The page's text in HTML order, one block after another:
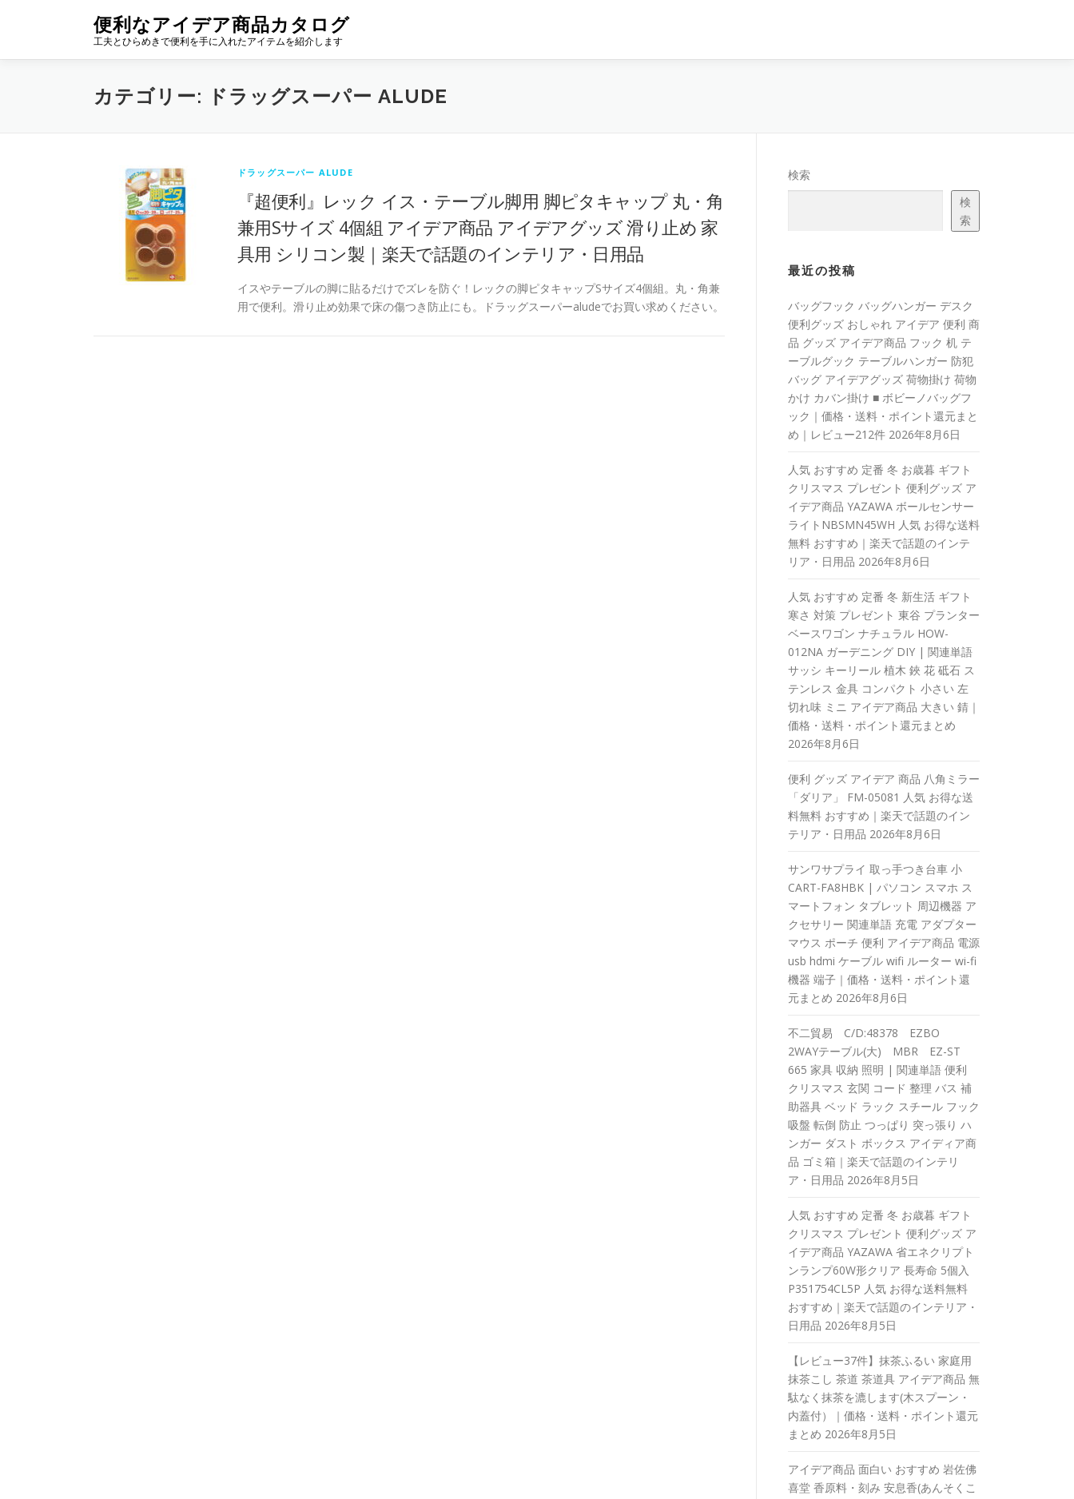
ン
便利なアイデア商品カタログ
工夫とひらめきで便利を手に入れたアイテムを紹介します
カテゴリー: ドラッグスーパー ALUDE
ドラッグスーパー ALUDE
『超便利』レック イス・テーブル脚用 脚ピタキャップ 丸・角
兼用Sサイズ 4個組 アイデア商品 アイデアグッズ 滑り止め 家
具用 シリコン製｜楽天で話題のインテリア・日用品
イスやテーブルの脚に貼るだけでズレを防ぐ！レックの脚ピタキャップSサイズ4個組。丸・角兼
用で便利。滑り止め効果で床の傷つき防止にも。ドラッグスーパーaludeでお買い求めください。
検索
検
索
最近の投稿
バッグフック バッグハンガー デスク
便利グッズ おしゃれ アイデア 便利 商
品 グッズ アイデア商品 フック 机 テ
ーブルグック テーブルハンガー 防犯
バッグ アイデアグッズ 荷物掛け 荷物
かけ カバン掛け ■ ボビーノバッグフ
ック｜価格・送料・ポイント還元まと
め｜レビュー212件 2026年8月6日
人気 おすすめ 定番 冬 お歳暮 ギフト
クリスマス プレゼント 便利グッズ ア
イデア商品 YAZAWA ボールセンサー
ライトNBSMN45WH 人気 お得な送料
無料 おすすめ｜楽天で話題のインテ
リア・日用品 2026年8月6日
人気 おすすめ 定番 冬 新生活 ギフト
寒さ 対策 プレゼント 東谷 プランター
ベースワゴン ナチュラル HOW-
012NA ガーデニング DIY | 関連単語
サッシ キーリール 植木 鋏 花 砥石 ス
テンレス 金具 コンパクト 小さい 左
切れ味 ミニ アイデア商品 大きい 錆｜
価格・送料・ポイント還元まとめ
2026年8月6日
便利 グッズ アイデア 商品 八角ミラー
「ダリア」 FM-05081 人気 お得な送
料無料 おすすめ｜楽天で話題のイン
テリア・日用品 2026年8月6日
サンワサプライ 取っ手つき台車 小
CART-FA8HBK | パソコン スマホ ス
マートフォン タブレット 周辺機器 ア
クセサリー 関連単語 充電 アダプター
マウス ポーチ 便利 アイデア商品 電源
usb hdmi ケーブル wifi ルーター wi-fi
機器 端子｜価格・送料・ポイント還
元まとめ 2026年8月6日
不二貿易 C/D:48378 EZBO
2WAYテーブル(大) MBR EZ-ST
665 家具 収納 照明 | 関連単語 便利
クリスマス 玄関 コード 整理 バス 補
助器具 ベッド ラック スチール フック
吸盤 転倒 防止 つっぱり 突っ張り ハ
ンガー ダスト ボックス アイディア商
品 ゴミ箱｜楽天で話題のインテリ
ア・日用品 2026年8月5日
人気 おすすめ 定番 冬 お歳暮 ギフト
クリスマス プレゼント 便利グッズ ア
イデア商品 YAZAWA 省エネクリプト
ンランプ60W形クリア 長寿命 5個入
P351754CL5P 人気 お得な送料無料
おすすめ｜楽天で話題のインテリア・
日用品 2026年8月5日
【レビュー37件】抹茶ふるい 家庭用
抹茶こし 茶道 茶道具 アイデア商品 無
駄なく抹茶を漉します(木スプーン・
内蓋付）｜価格・送料・ポイント還元
まとめ 2026年8月5日
アイデア商品 面白い おすすめ 岩佐佛
喜堂 香原料・刻み 安息香(あんそくこ